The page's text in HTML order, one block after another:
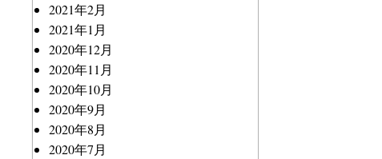
2021年2月
2021年1月
2020年12月
2020年11月
2020年10月
2020年9月
2020年8月
2020年7月